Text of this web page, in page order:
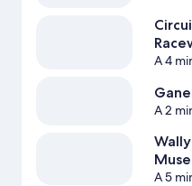
A 4
A 2
A 5